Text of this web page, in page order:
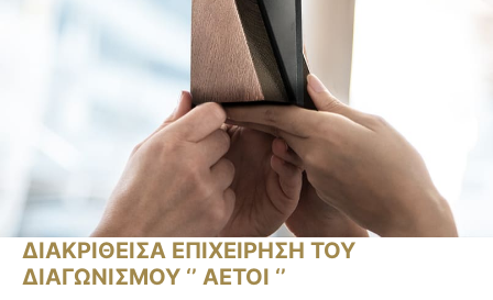
ΔΙΑΚΡΙΘΕΙΣΑ ΕΠΙΧΕΙΡΗΣΗ ΤΟΥ
ΔΙΑΓΩΝΙΣΜΟΥ ‘’ ΑΕΤΟΙ ‘’